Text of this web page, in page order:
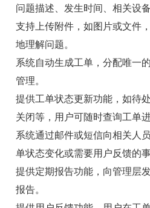
问题描述、发生时间、相关设备
支持上传附件，如图片或文件
地理解问题。
系统自动生成工单，分配唯一
管理。
提供工单状态更新功能，如待
关闭等，用户可随时查询工单进
系统通过邮件或短信向相关人
单状态变化或需要用户反馈的事
提供定期报告功能，向管理层
报告。